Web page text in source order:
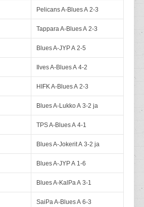
Pelicans A-Blues A 2-3
Tappara A-Blues A 2-3
Blues A-JYP A 2-5
Ilves A-Blues A 4-2
HIFK A-Blues A 2-3
Blues A-Lukko A 3-2 ja
TPS A-Blues A 4-1
Blues A-Jokerit A 3-2 ja
Blues A-JYP A 1-6
Blues A-KalPa A 3-1
SaiPa A-Blues A 6-3